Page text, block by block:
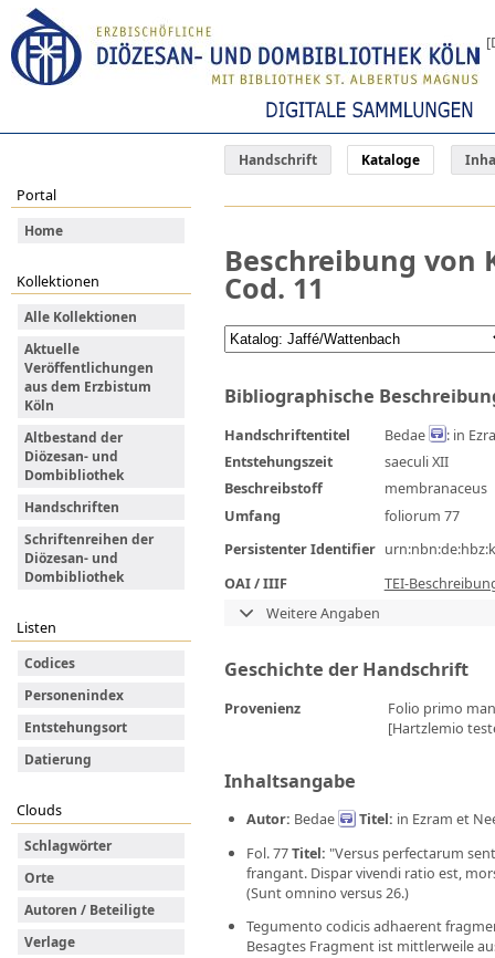
Handschrift Kataloge
Portal
Home
Kollektionen
Alle Kollektionen
Aktuelle
Veröffentlichungen
aus dem Erzbistum
Köln
Altbestand der
Diözesan- und
Dombibliothek
Handschriften
Schriftenreihen der
Diözesan- und
Dombibliothek
Listen
Codices
Personenindex
Entstehungsort
Datierung
Clouds
Schlagwörter
Orte
Autoren / Beteiligte
Verlage
Beschreibung von
Cod. 11
Bibliographische
Handschriftentitel Bedae
: in
Entstehungszeit
saeculi XII
Beschreibstoff
membranaceus
Umfang
foliorum 77
Persistenter Identifier
OAI / IIIF
TEI-
Weitere Angaben
Geschichte der Handschrift
Provenienz
Folio primo
[Hartzlemio
Inhaltsangabe
Autor: Bedae Titel: in Ezram et
Fol. 77Titel: "Versus perfectarum
frangant. Dispar vivendi ratio est,
(Sunt omnino versus 26.)
Tegumento codicis adhaerent
Besagtes Fragment ist mittlerweile